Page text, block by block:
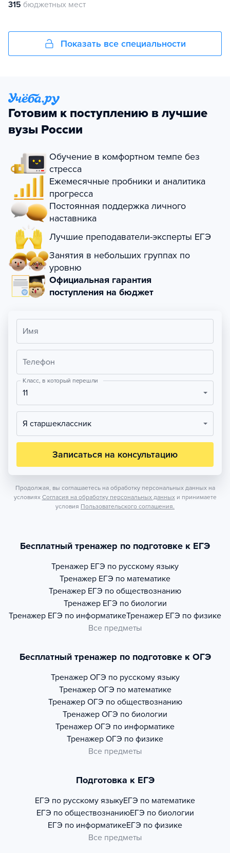
315 бюджетных мест
Показать все специальности
Готовим к поступлению в лучшие
вузы России
Обучение в комфортном темпе без
стресса
Ежемесячные пробники и аналитика
прогресса
Постоянная поддержка личного
наставника
Лучшие преподаватели-эксперты ЕГЭ
Занятия в небольших группах по
уровню
Официальная гарантия
поступления на бюджет
Имя
Телефон
Класс, в который перешли
11
Я старшеклассник
Записаться на консультацию
Продолжая, вы соглашаетесь на обработку персональных данных на
условиях Согласия на обработку персональных данных и принимаете
условия Пользовательского соглашения.
Бесплатный тренажер по подготовке к ЕГЭ
Тренажер ЕГЭ по русскому языку
Тренажер ЕГЭ по математике
Тренажер ЕГЭ по обществознанию
Тренажер ЕГЭ по биологии
Тренажер ЕГЭ по информатикеТренажер ЕГЭ по физике
Все предметы
Бесплатный тренажер по подготовке к ОГЭ
Тренажер ОГЭ по русскому языку
Тренажер ОГЭ по математике
Тренажер ОГЭ по обществознанию
Тренажер ОГЭ по биологии
Тренажер ОГЭ по информатике
Тренажер ОГЭ по физике
Все предметы
Подготовка к ЕГЭ
ЕГЭ по русскому языкуЕГЭ по математике
ЕГЭ по обществознаниюЕГЭ по биологии
ЕГЭ по информатикеЕГЭ по физике
Все предметы